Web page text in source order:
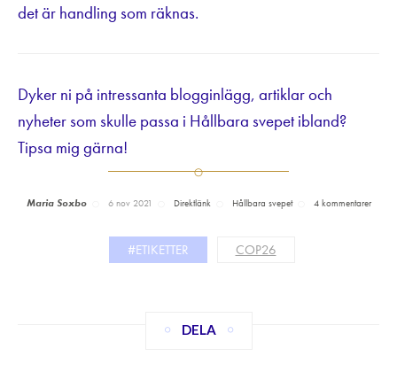
det är handling som räknas.
Dyker ni på intressanta blogginlägg, artiklar och
nyheter som skulle passa i Hållbara svepet ibland?
Tipsa mig gärna!
Maria Soxbo 6 nov 2021 Direktlänk Hållbara svepet 4 kommentarer
#ETIKETTER COP26
DELA